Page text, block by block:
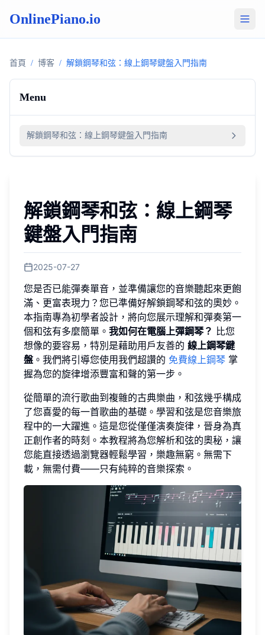
OnlinePiano.io
首頁 / 博客 / 解鎖鋼琴和弦：線上鋼琴鍵盤入門指南
Menu
解鎖鋼琴和弦：線上鋼琴鍵盤入門指南
解鎖鋼琴和弦：線上鋼琴
鍵盤入門指南
2025-07-27
您是否已能彈奏單音，並準備讓您的音樂聽起來更飽
滿、更富表現力？您已準備好解鎖鋼琴和弦的奧妙。
本指南專為初學者設計，將向您展示理解和彈奏第一
個和弦有多麼簡單。 我如何在電腦上彈鋼琴？ 比您
想像的要容易，特別是藉助用戶友善的 線上鋼琴鍵
盤 。我們將引導您使用我們超讚的 免費線上鋼琴 掌
握為您的旋律增添豐富和聲的第一步。
從簡單的流行歌曲到複雜的古典樂曲，和弦幾乎構成
了您喜愛的每一首歌曲的基礎。學習和弦是您音樂旅
程中的一大躍進。這是您從僅僅演奏旋律，晉身為真
正創作者的時刻。本教程將為您解析和弦的奧秘，讓
您能直接透過瀏覽器輕鬆學習，樂趣無窮。無需下
載，無需付費——只有純粹的音樂探索。